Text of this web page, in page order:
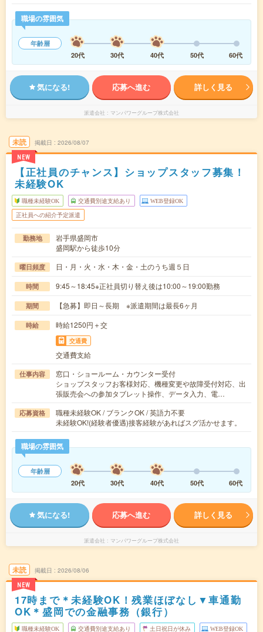
職場の雰囲気
年齢層
20代
30代 40代 50代 60代
気になる! 応募へ進む 詳しく見る
派遣会社 マンパワーグループ株式会社
未読
NEW
掲載日 2026/08/07
【正社員のチャンス】ショップスタッフ募集！
未経験OK
職種未経験OK 交通費別途支給あり WEB登録OK
正社員への紹介予定派遣
勤務地
岩手県盛岡市
盛岡駅から徒歩10分
曜日頻度 日・月・火・水・木・金・土のうち週５日
時間 9:45～18:45※正社員切り替え後は10:00～19:00勤務
期間 【急募】即日～長期 ※派遣期間は最長6ヶ月
時給 時給1250円＋交
交通費
交通費支給
仕事内容
窓口・ショールーム・カウンター受付
ショップスタッフお客様対応、機種変更や故障受付対応、出
張販売会への参加タブレット操作、データ入力、電…
応募資格
職種未経験OK / ブランクOK / 英語力不要
未経験OK!(経験者優遇)接客経験があればスグ活かせます。
職場の雰囲気
年齢層
20代
30代 40代 50代 60代
気になる! 応募へ進む 詳しく見る
派遣会社 マンパワーグループ株式会社
未読
NEW
掲載日 2026/08/06
17時まで＊未経験OK！残業ほぼなし▼車通勤
OK＊盛岡での金融事務（銀行）
職種未経験OK 交通費別途支給あり 土日祝日が休み WEB登録OK